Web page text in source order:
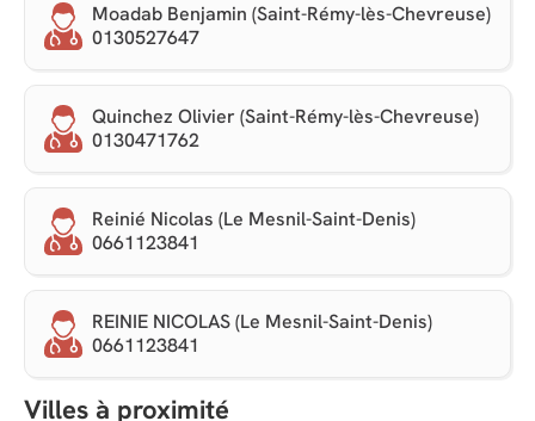
Moadab Benjamin (Saint-Rémy-lès-Chevreuse)
0130527647
Quinchez Olivier (Saint-Rémy-lès-Chevreuse)
0130471762
Reinié Nicolas (Le Mesnil-Saint-Denis)
0661123841
REINIE NICOLAS (Le Mesnil-Saint-Denis)
0661123841
Villes à proximité